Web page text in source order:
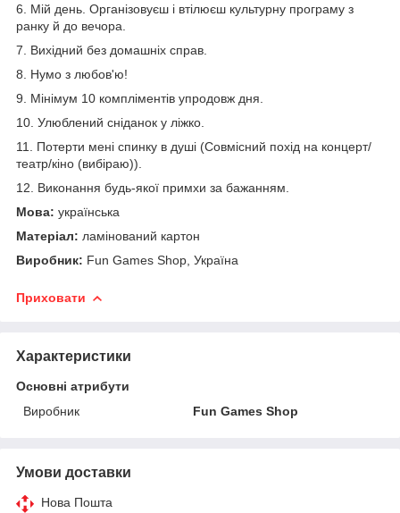
6. Мій день. Організовуєш і втілюєш культурну програму з
ранку й до вечора.
7. Вихідний без домашніх справ.
8. Нумо з любов'ю!
9. Мінімум 10 компліментів упродовж дня.
10. Улюблений сніданок у ліжко.
11. Потерти мені спинку в душі (Совмісний похід на концерт/
театр/кіно (вибіраю)).
12. Виконання будь-якої примхи за бажанням.
Мова: українська
Матеріал: ламінований картон
Виробник: Fun Games Shop, Україна
Приховати
Характеристики
Основні атрибути
Виробник
Fun Games Shop
Умови доставки
Нова Пошта